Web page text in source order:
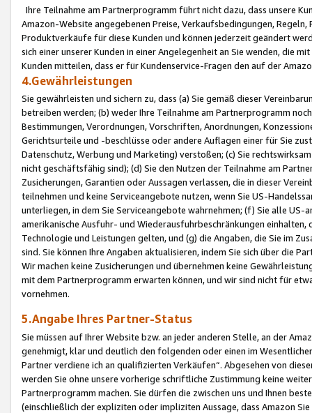
Ihre Teilnahme am Partnerprogramm führt nicht dazu, dass unsere
Amazon-Website angegebenen Preise, Verkaufsbedingungen,
Produktverkäufe für diese Kunden und können jederzeit geändert
sich einer unserer Kunden in einer Angelegenheit an Sie wenden, die
Kunden mitteilen, dass er für Kundenservice-Fragen den auf der
4.Gewährleistungen
Sie gewährleisten und sichern zu, dass (a) Sie gemäß dieser
betreiben werden; (b) weder Ihre Teilnahme am Partnerprogramm
Bestimmungen, Verordnungen, Vorschriften, Anordnungen,
Gerichtsurteile und -beschlüsse oder andere Auflagen einer für Sie
Datenschutz, Werbung und Marketing) verstoßen; (c) Sie
nicht geschäftsfähig sind); (d) Sie den Nutzen der Teilnahme am
Zusicherungen, Garantien oder Aussagen verlassen, die in dieser
teilnehmen und keine Serviceangebote nutzen, wenn Sie US-
unterliegen, in dem Sie Serviceangebote wahrnehmen; (f) Sie alle
amerikanische Ausfuhr- und Wiederausfuhrbeschränkungen
Technologie und Leistungen gelten, und (g) die Angaben, die Sie im
sind. Sie können Ihre Angaben aktualisieren, indem Sie sich über die
Wir machen keine Zusicherungen und übernehmen keine
mit dem Partnerprogramm erwarten können, und wir sind nicht für
vornehmen.
5.Angabe Ihres Partner-Status
Sie müssen auf Ihrer Website bzw. an jeder anderen Stelle, an der
genehmigt, klar und deutlich den folgenden oder einen im
Partner verdiene ich an qualifizierten Verkäufen“. Abgesehen von
werden Sie ohne unsere vorherige schriftliche Zustimmung keine
Partnerprogramm machen. Sie dürfen die zwischen uns und Ihnen
(einschließlich der expliziten oder impliziten Aussage, dass Amazon